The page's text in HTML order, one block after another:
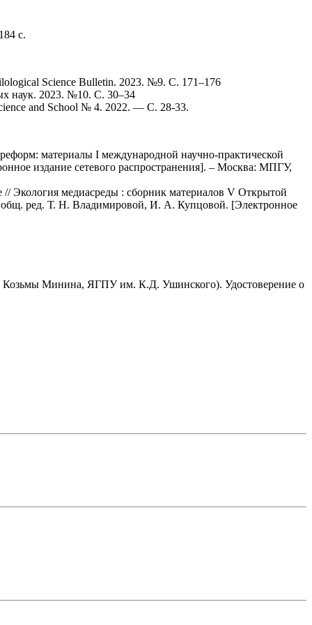
с.
Science Bulletin. 2023. №9. С. 171–176
наук. 2023. №10. С. 30–34
and School № 4. 2022. — С. 28-33.
материалы I международной научно-практической
издание сетевого распространения]. – Москва: МПГУ,
Экология медиасреды : сборник материалов V Открытой
общ. ред. Т. Н. Владимировой, И. А. Купцовой. [Электронное
Козьмы Минина, ЯГПУ им. К.Д. Ушинского). Удостоверение о